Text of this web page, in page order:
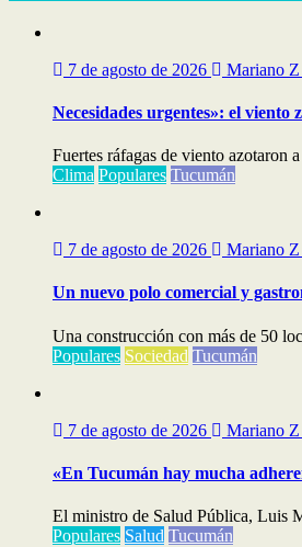
7 de agosto de 2026 Mariano Z
Necesidades urgentes»: el viento
Fuertes ráfagas de viento azotaron
Clima Populares Tucumán
7 de agosto de 2026 Mariano Z
Un nuevo polo comercial y
Una construcción con más de 50
Populares Sociedad Tucumán
7 de agosto de 2026 Mariano Z
«En Tucumán hay mucha
El ministro de Salud Pública, Luis
Populares Salud Tucumán